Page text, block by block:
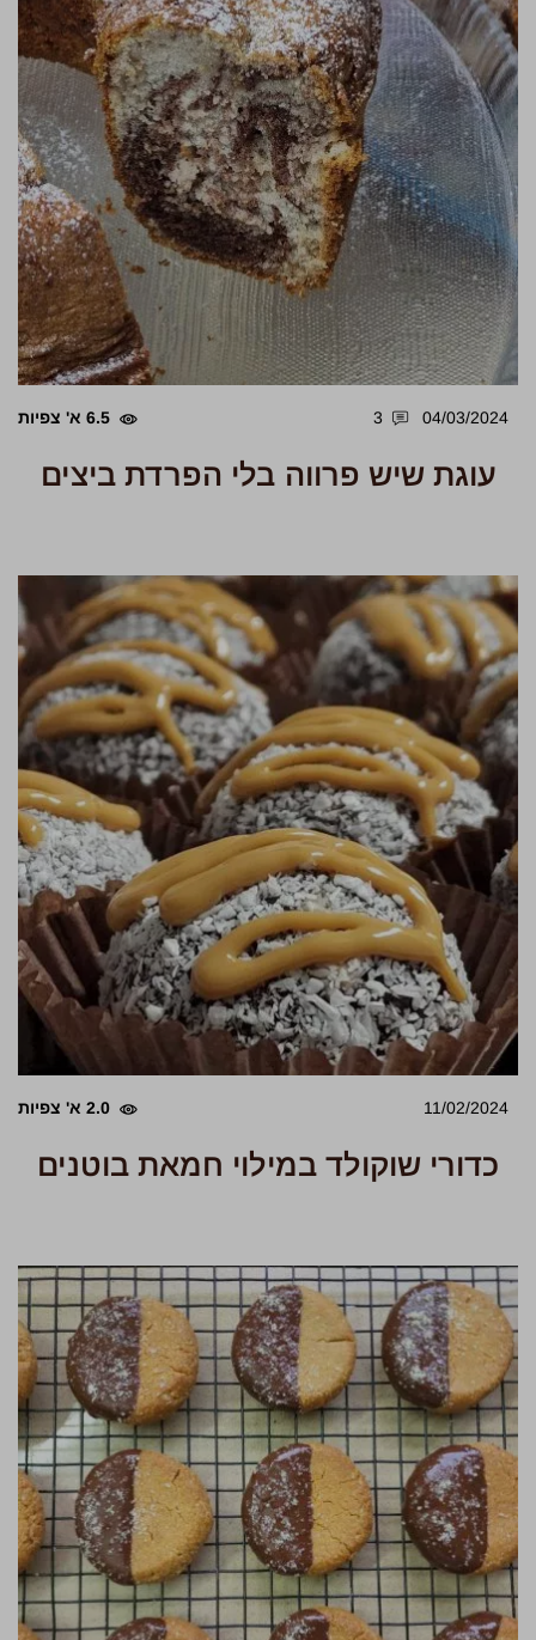
04/03/2024
3 6.5 א' צפיות
עוגת שיש פרווה בלי הפרדת ביצים
11/02/2024 2.0 א' צפיות
כדורי שוקולד במילוי חמאת בוטנים